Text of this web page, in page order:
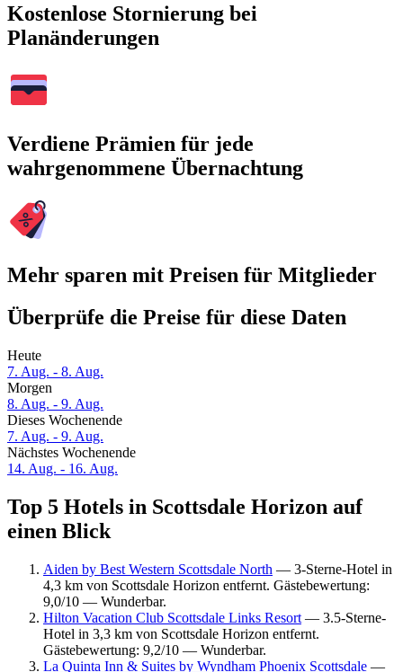
Kostenlose Stornierung bei
Planänderungen
Verdiene Prämien für jede
wahrgenommene Übernachtung
Mehr sparen mit Preisen für Mitglieder
Überprüfe die Preise für diese Daten
Heute
7. Aug. - 8. Aug.
Morgen
8. Aug. - 9. Aug.
Dieses Wochenende
7. Aug. - 9. Aug.
Nächstes Wochenende
14. Aug. - 16. Aug.
Top 5 Hotels in Scottsdale Horizon auf
einen Blick
Aiden by Best Western Scottsdale North — 3-Sterne-Hotel in
4,3 km von Scottsdale Horizon entfernt. Gästebewertung:
9,0/10 — Wunderbar.
Hilton Vacation Club Scottsdale Links Resort — 3.5-Sterne-
Hotel in 3,3 km von Scottsdale Horizon entfernt.
Gästebewertung: 9,2/10 — Wunderbar.
La Quinta Inn & Suites by Wyndham Phoenix Scottsdale —